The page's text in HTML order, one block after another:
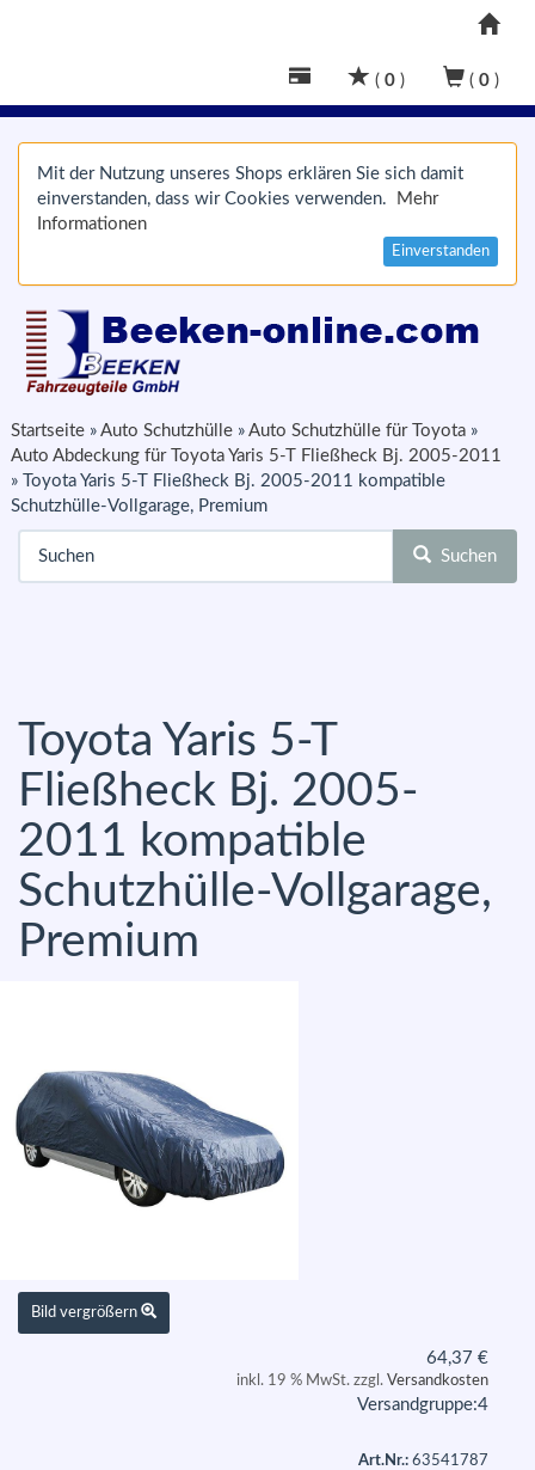
( 0 ) ( 0 )
Mit der Nutzung unseres Shops erklären Sie sich damit
einverstanden, dass wir Cookies verwenden.
Mehr
Informationen
Einverstanden
Startseite » Auto Schutzhülle » Auto Schutzhülle für Toyota »
Auto Abdeckung für Toyota Yaris 5-T Fließheck Bj. 2005-2011
»
Toyota Yaris 5-T Fließheck Bj. 2005-2011 kompatible
Schutzhülle-Vollgarage, Premium
Suchen
Toyota Yaris 5-T
Fließheck Bj. 2005-
2011 kompatible
Schutzhülle-Vollgarage,
Premium
Bild vergrößern
64,37 €
inkl. 19 % MwSt. zzgl. Versandkosten
Versandgruppe:4
Art.Nr.: 63541787